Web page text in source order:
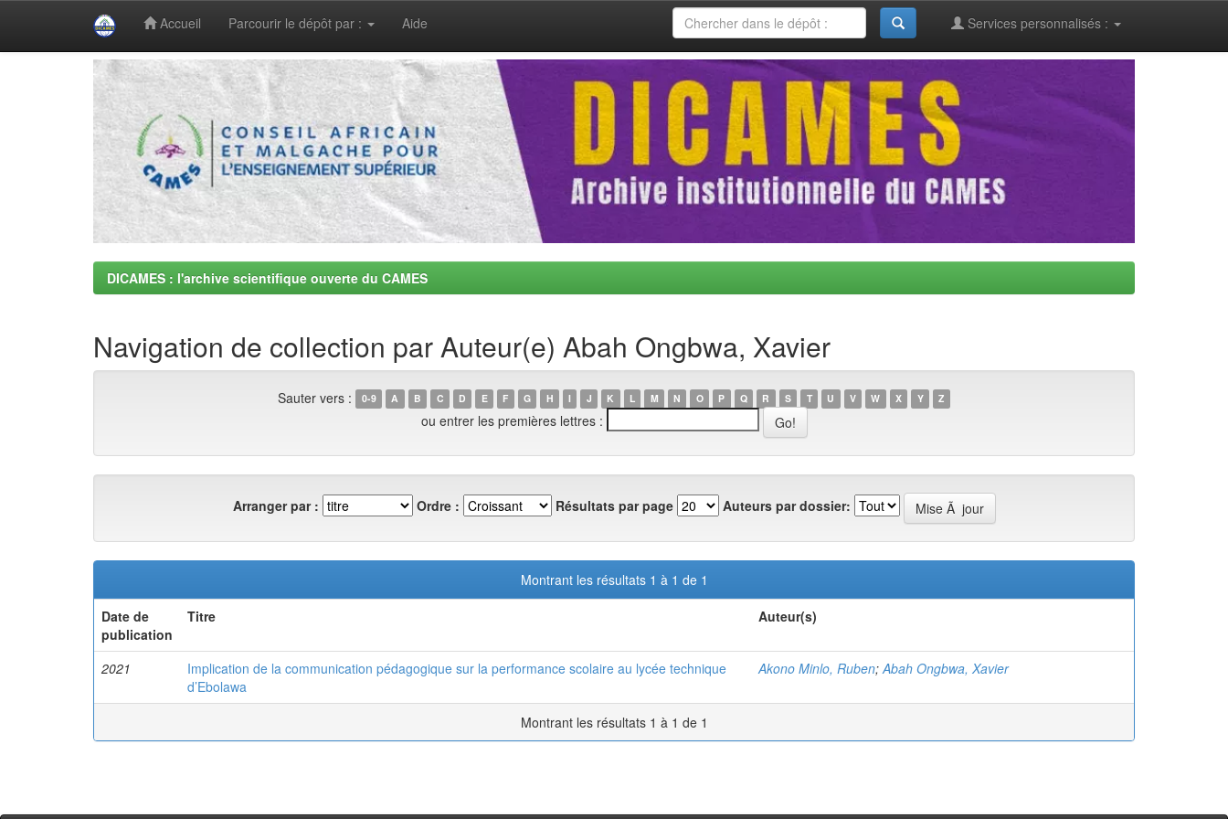
Accueil Parcourir le dépôt par : Aide Services personnalisés :
DICAMES : l'archive scientifique ouverte du CAMES
Navigation de collection par Auteur(e) Abah Ongbwa, Xavier
Sauter vers : 0-9 A B C D E F G H I J K L M N O P Q R S T U V W X Y Z
ou entrer les premières lettres :
Arranger par : Ordre : Résultats par page Auteurs par dossier:
Montrant les résultats 1 à 1 de 1
Date de
publication
Titre Auteur(s)
2021
Implication de la communication pédagogique sur la performance scolaire au lycée technique
d’Ebolawa
Akono Minlo, Ruben; Abah Ongbwa, Xavier
Montrant les résultats 1 à 1 de 1